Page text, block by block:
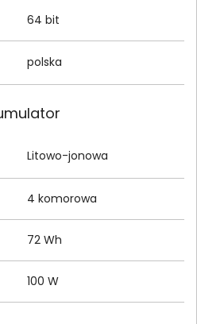
64 bit
polska
Litowo-jonowa
4 komorowa
72 Wh
100 W